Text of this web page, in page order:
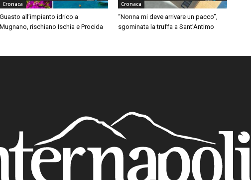
Cronaca
Guasto all’impianto idrico a
Mugnano, rischiano Ischia e Procida
Cronaca
“Nonna mi deve arrivare un pacco”,
sgominata la truffa a Sant’Antimo